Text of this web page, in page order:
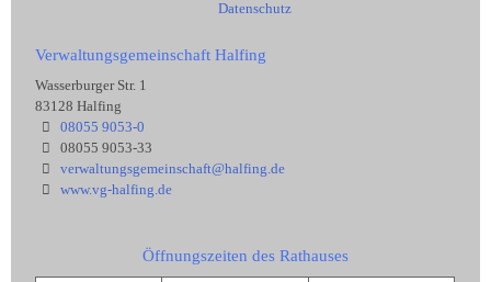
Datenschutz
Verwaltungsgemeinschaft Halfing
Wasserburger Str. 1
83128 Halfing
08055 9053-0
08055 9053-33
verwaltungsgemeinschaft@halfing.de
www.vg-halfing.de
Öffnungszeiten des Rathauses